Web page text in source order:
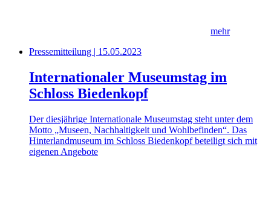
mehr
Pressemitteilung | 15.05.2023
Internationaler Museumstag im
Schloss Biedenkopf
Der diesjährige Internationale Museumstag steht unter dem
Motto „Museen, Nachhaltigkeit und Wohlbefinden“. Das
Hinterlandmuseum im Schloss Biedenkopf beteiligt sich mit
eigenen Angebote